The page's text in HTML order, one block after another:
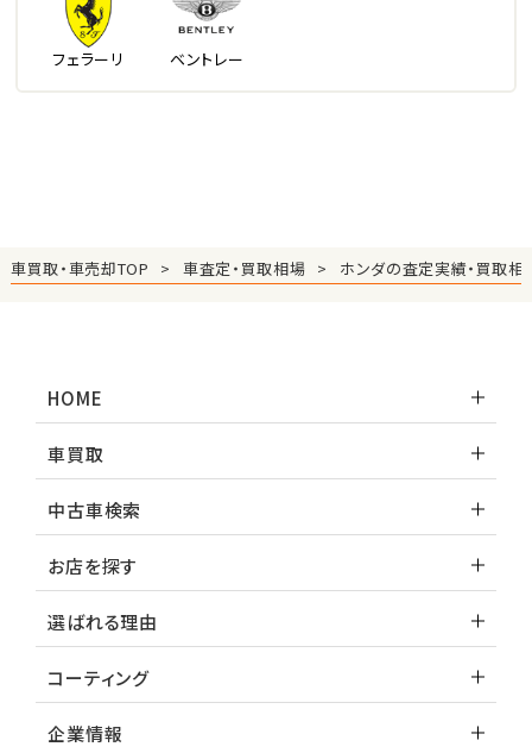
フェラーリ ベントレー
車買取・車売却TOP 車査定・買取相場 ホンダの査定実績・買取相
HOME
車買取
中古車検索
お店を探す
選ばれる理由
コーティング
企業情報